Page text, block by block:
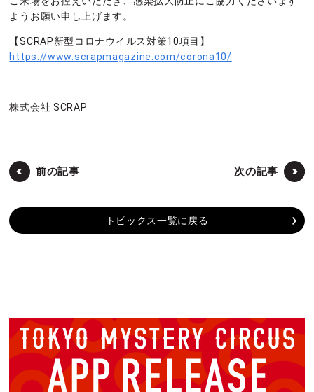
ようお願い申し上げます。
【SCRAP新型コロナウイルス対策10項目】
https://www.scrapmagazine.com/corona10/
株式会社 SCRAP
前の記事 次の記事
トピックス一覧に戻る